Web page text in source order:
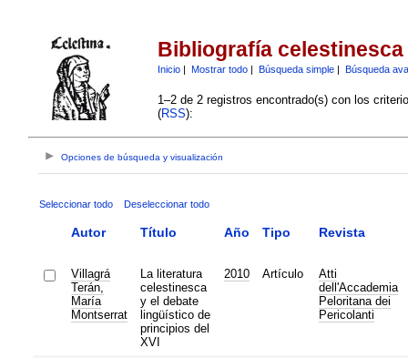
Bibliografía celestinesca
Inicio| Mostrar todo| Búsqueda simple| Búsqueda
1–2 de 2 registros encontrado(s) con los
(RSS):
Opciones de búsqueda y visualización
Seleccionar todo Deseleccionar todo
Autor Título Año Tipo Revista
Villagrá
Terán,
María
Montserrat
La literatura
celestinesca
y el debate
lingüístico de
principios del
XVI
2010 Artículo
Atti
dell'Accademia
Peloritana dei
Pericolanti